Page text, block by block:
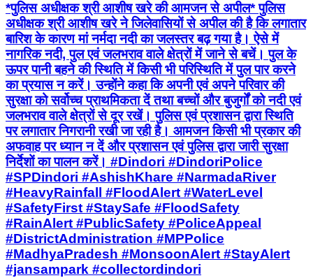
*पुलिस अधीक्षक श्री आशीष खरे की आमजन से अपील* पुलिस
अधीक्षक श्री आशीष खरे ने जिलेवासियों से अपील की है कि लगातार
बारिश के कारण मां नर्मदा नदी का जलस्तर बढ़ गया है। ऐसे में
नागरिक नदी, पुल एवं जलभराव वाले क्षेत्रों में जाने से बचें। पुल के
ऊपर पानी बहने की स्थिति में किसी भी परिस्थिति में पुल पार करने
का प्रयास न करें। उन्होंने कहा कि अपनी एवं अपने परिवार की
सुरक्षा को सर्वोच्च प्राथमिकता दें तथा बच्चों और बुजुर्गों को नदी एवं
जलभराव वाले क्षेत्रों से दूर रखें। पुलिस एवं प्रशासन द्वारा स्थिति
पर लगातार निगरानी रखी जा रही है। आमजन किसी भी प्रकार की
अफवाह पर ध्यान न दें और प्रशासन एवं पुलिस द्वारा जारी सुरक्षा
निर्देशों का पालन करें। #Dindori #DindoriPolice
#SPDindori #AshishKhare #NarmadaRiver
#HeavyRainfall #FloodAlert #WaterLevel
#SafetyFirst #StaySafe #FloodSafety
#RainAlert #PublicSafety #PoliceAppeal
#DistrictAdministration #MPPolice
#MadhyaPradesh #MonsoonAlert #StayAlert
#jansampark #collectordindori